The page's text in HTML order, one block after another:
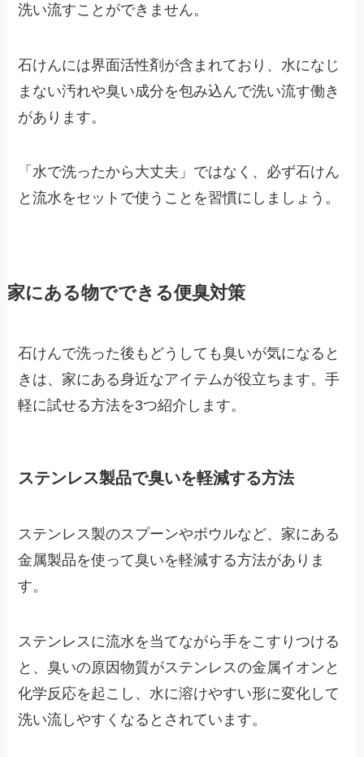
洗い流すことができません。
石けんには界面活性剤が含まれており、水になじ
まない汚れや臭い成分を包み込んで洗い流す働き
があります。
「水で洗ったから大丈夫」ではなく、必ず石けん
と流水をセットで使うことを習慣にしましょう。
家にある物でできる便臭対策
石けんで洗った後もどうしても臭いが気になると
きは、家にある身近なアイテムが役立ちます。手
軽に試せる方法を3つ紹介します。
ステンレス製品で臭いを軽減する方法
ステンレス製のスプーンやボウルなど、家にある
金属製品を使って臭いを軽減する方法がありま
す。
ステンレスに流水を当てながら手をこすりつける
と、臭いの原因物質がステンレスの金属イオンと
化学反応を起こし、水に溶けやすい形に変化して
洗い流しやすくなるとされています。